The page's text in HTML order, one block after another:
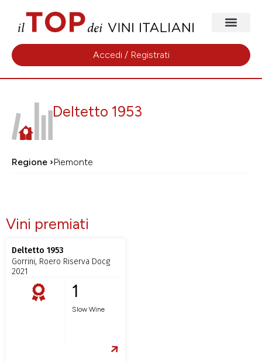
Accedi / Registrati
Deltetto 1953
Regione ›Piemonte
Vini premiati
Deltetto 1953
Gorrini, Roero Riserva Docg
2021
1
Slow Wine